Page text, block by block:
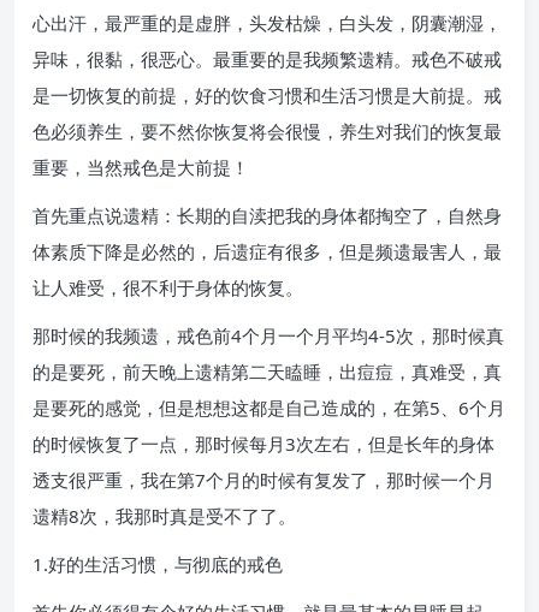
心出汗，最严重的是虚胖，头发枯燥，白头发，阴囊潮湿，
异味，很黏，很恶心。最重要的是我频繁遗精。戒色不破戒
是一切恢复的前提，好的饮食习惯和生活习惯是大前提。戒
色必须养生，要不然你恢复将会很慢，养生对我们的恢复最
重要，当然戒色是大前提！
首先重点说遗精：长期的自渎把我的身体都掏空了，自然身
体素质下降是必然的，后遗症有很多，但是频遗最害人，最
让人难受，很不利于身体的恢复。
那时候的我频遗，戒色前4个月一个月平均4-5次，那时候真
的是要死，前天晚上遗精第二天瞌睡，出痘痘，真难受，真
是要死的感觉，但是想想这都是自己造成的，在第5、6个月
的时候恢复了一点，那时候每月3次左右，但是长年的身体
透支很严重，我在第7个月的时候有复发了，那时候一个月
遗精8次，我那时真是受不了了。
1.好的生活习惯，与彻底的戒色